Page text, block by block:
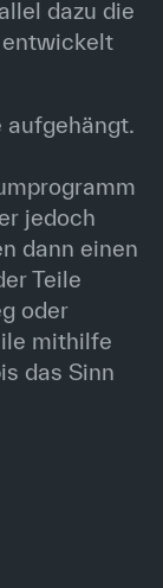
dazu die
aufgehängt.
jedoch
dann einen
Teile
oder
mithilfe
das Sinn